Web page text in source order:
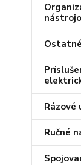
Rázové
Ručné